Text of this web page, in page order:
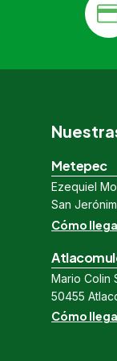
Metepec
Ezequiel
San
Cómo
Mario Colin
50455
Cómo